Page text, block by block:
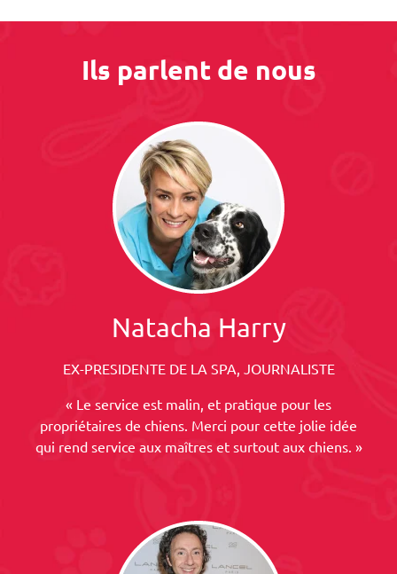
Ils parlent de nous
Natacha Harry
EX-PRESIDENTE DE LA SPA, JOURNALISTE
« Le service est malin, et pratique pour les
propriétaires de chiens. Merci pour cette jolie idée
qui rend service aux maîtres et surtout aux chiens. »